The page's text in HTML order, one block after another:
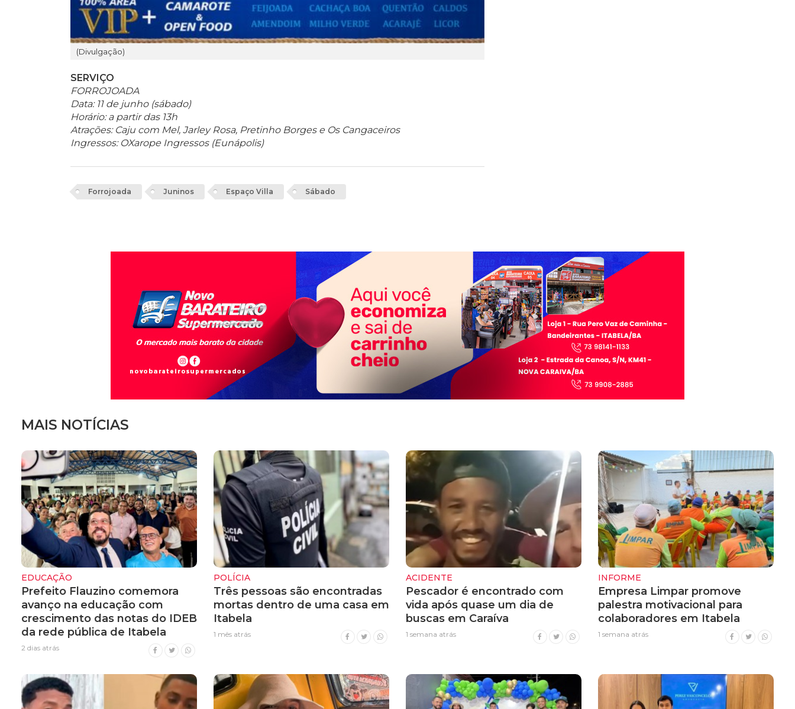
(Divulgação)
SERVIÇO
FORROJOADA
Data: 11 de junho (sábado)
Horário: a partir das 13h
Atrações: Caju com Mel, Jarley Rosa, Pretinho Borges e Os Cangaceiros
Ingressos: OXarope Ingressos (Eunápolis)
Forrojoada Juninos Espaço Villa Sábado
MAIS NOTÍCIAS
EDUCAÇÃO
Prefeito Flauzino comemora
avanço na educação com
crescimento das notas do IDEB
da rede pública de Itabela
2 dias atrás
POLÍCIA
Três pessoas são encontradas
mortas dentro de uma casa em
Itabela
1 mês atrás
ACIDENTE
Pescador é encontrado com
vida após quase um dia de
buscas em Caraíva
1 semana atrás
INFORME
Empresa Limpar promove
palestra motivacional para
colaboradores em Itabela
1 semana atrás